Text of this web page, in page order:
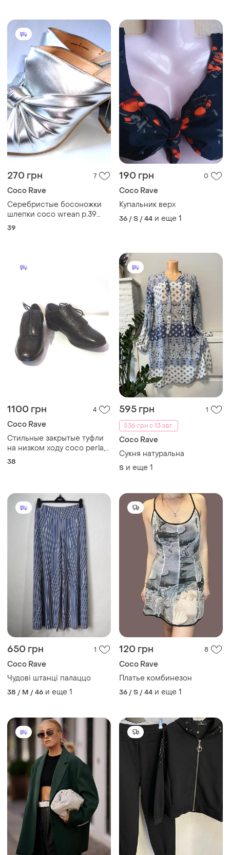
270 грн 7
Coco Rave
Серебристые босоножки
шлепки coco wrean р.39
стелька 25
39
190 грн 0
Coco Rave
Купальник верх
36 / S / 44 и еще 1
1100 грн 4
Coco Rave
Стильные закрытые туфли
на низком ходу coco perla,
р.38 код t0871
38
595 грн
1
536 грн с 13 авг.
Coco Rave
Сукня натуральна
S и еще 1
650 грн 1
Coco Rave
Чудові штанці палаццо
38 / M / 46 и еще 1
120 грн 8
Coco Rave
Платье комбинезон
36 / S / 44 и еще 1